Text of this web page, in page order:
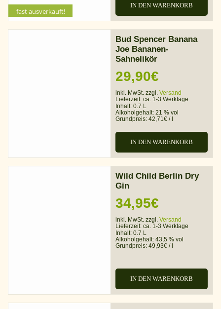
fast ausverkauft!
IN DEN WARENKORB
Bud Spencer Banana
Joe Bananen-
Sahnelikör
29,90€
inkl. MwSt. zzgl. Versand
Lieferzeit: ca. 1-3 Werktage
Inhalt: 0.7 L
Alkoholgehalt: 21 % vol
Grundpreis: 42,71€ /
IN DEN WARENKORB
Wild Child Berlin Dry
Gin
34,95€
inkl. MwSt. zzgl. Versand
Lieferzeit: ca. 1-3 Werktage
Inhalt: 0.7 L
Alkoholgehalt: 43,5 % vol
Grundpreis: 49,93€ /
IN DEN WARENKORB